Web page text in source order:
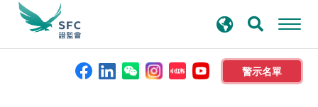
警示名單
尋